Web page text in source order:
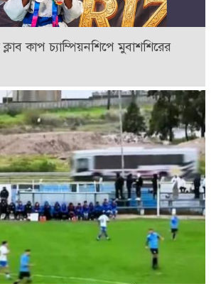
কাপ চ্যাম্পিয়নশিপে মুবাশশিরের